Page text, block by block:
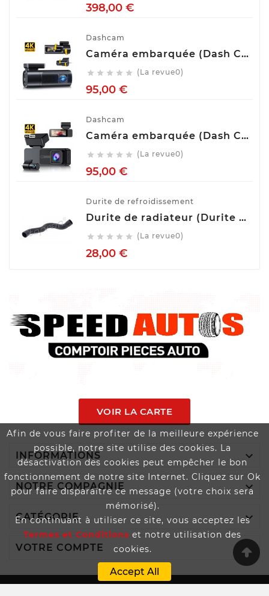
Afin de vous faire profiter de la meilleure expérience
possible, notre site utilise des cookies. La
désactivation des cookies peut empêcher le bon
fonctionnement de notre site Internet. Cliquez sur Ok
pour faire disparaître ce message (votre choix sera
mémorisé).
En continuant à utiliser ce site, vous acceptez les
Termes et Conditions et notre utilisation des
cookies.
Accept All
398,00 €Prix
Dashcam
Caméra embarquée (Dash Cam) Avant Arrière GKU D900
     (La revue0)
95,00 €Prix
Dashcam
Caméra embarquée (Dash Cam) Avant Arrière GKU D700
     (La revue0)
95,00 €Prix
Durite de refroidissement
Durite de radiateur (Durite de refroidissement) TOPRAN 407 996
     (La revue0)
28,00 €Prix
VOIR LA CARTE
INFORMATIONS 
NOTRE COMPAGNIE 
CATÉGORIE 
VOTRE COMPTE 